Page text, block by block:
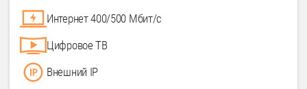
Интернет 400/500 Мбит/с
Цифровое ТВ
Внешний IP